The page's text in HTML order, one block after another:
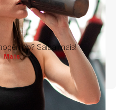
Saiba mais!
Mais